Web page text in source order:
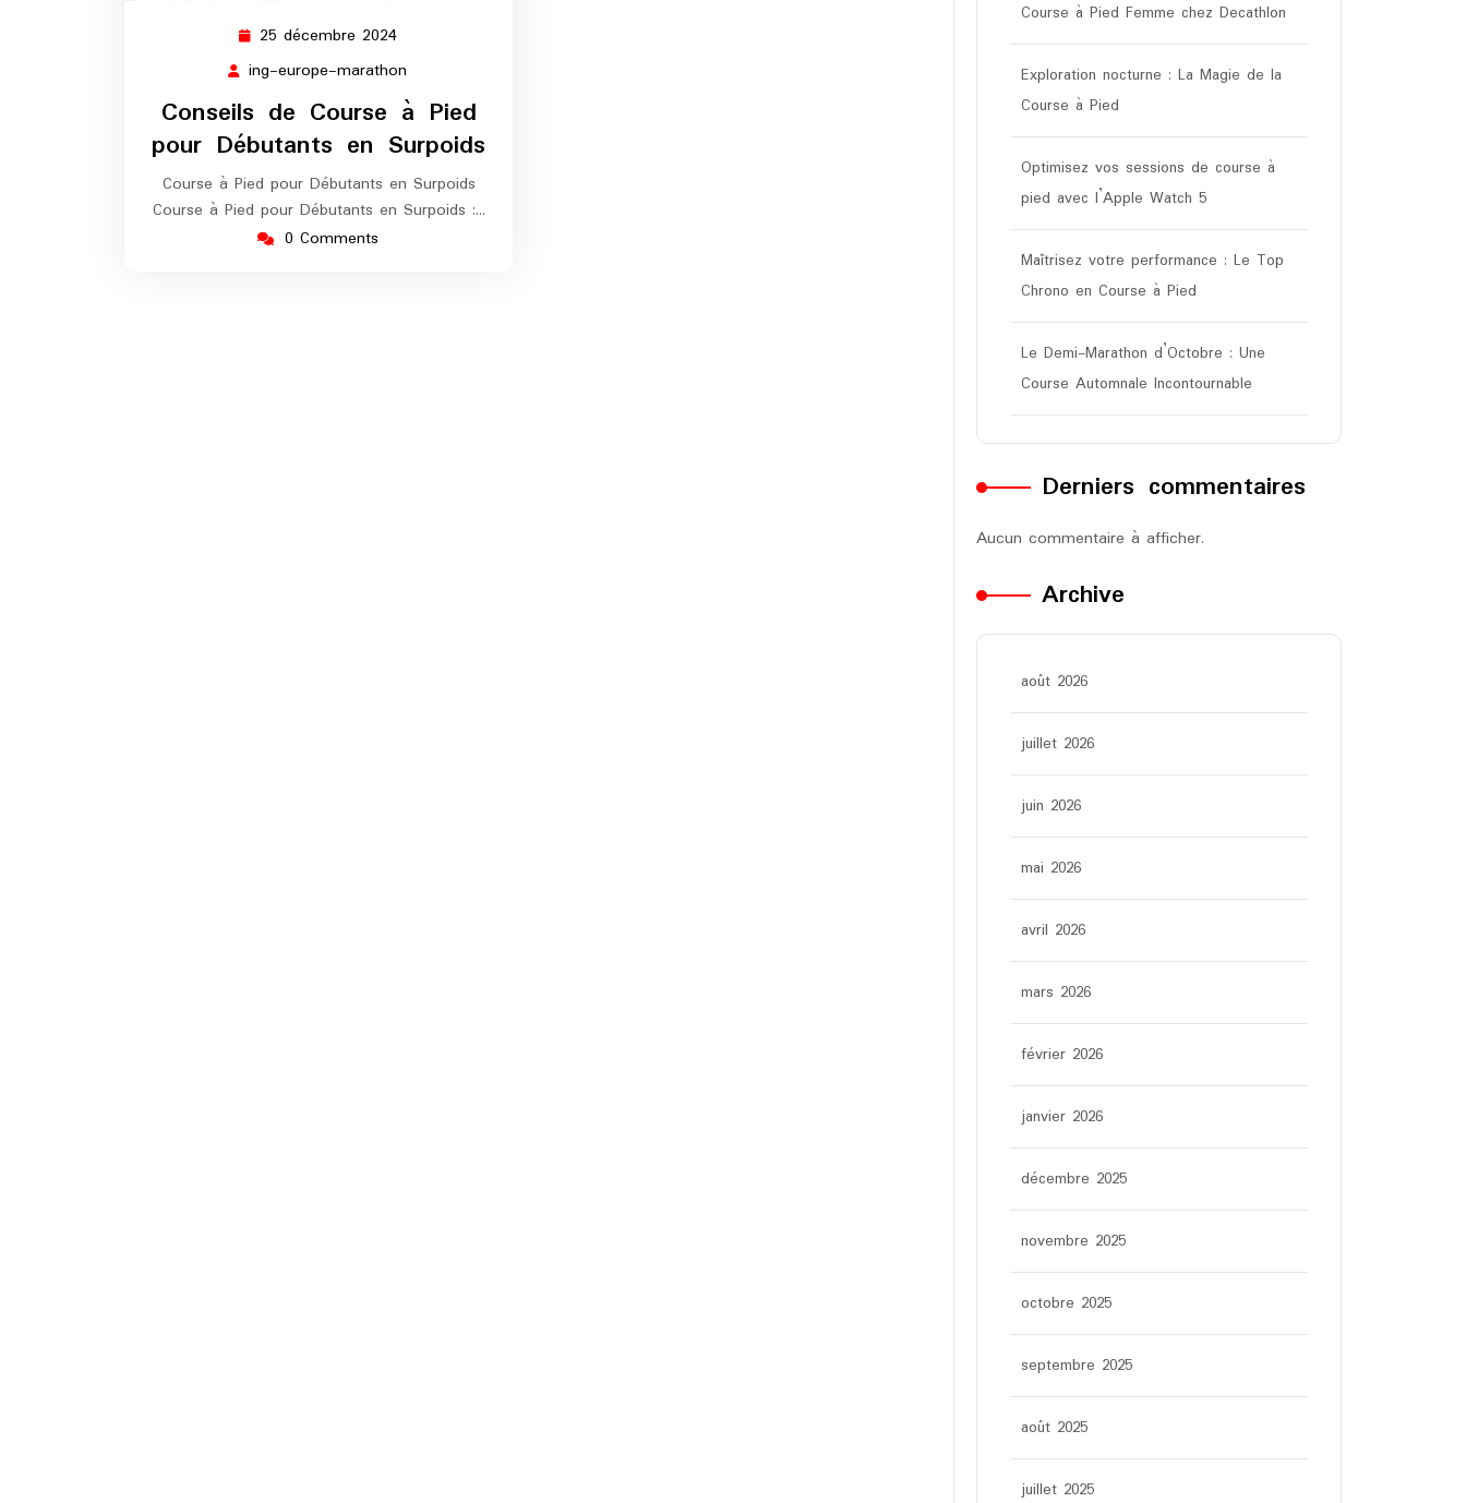
25 décembre 2024
décembre
ing-europe-marathon
europe-
marathon
Conseils de Course à Pied
pour Débutants en Surpoids
Course à Pied pour Débutants en Surpoids
Course à Pied pour Débutants en Surpoids :…
0 Comments
Course à Pied Femme chez Decathlon
Exploration nocturne : La Magie de la
Course à Pied
Optimisez vos sessions de course à
pied avec l’Apple Watch 5
Maîtrisez votre performance : Le Top
Chrono en Course à Pied
Le Demi-Marathon d’Octobre : Une
Course Automnale Incontournable
Derniers commentaires
Aucun commentaire à afficher.
Archive
août 2026
juillet 2026
juin 2026
mai 2026
avril 2026
mars 2026
février 2026
janvier 2026
décembre 2025
novembre 2025
octobre 2025
septembre 2025
août 2025
juillet 2025